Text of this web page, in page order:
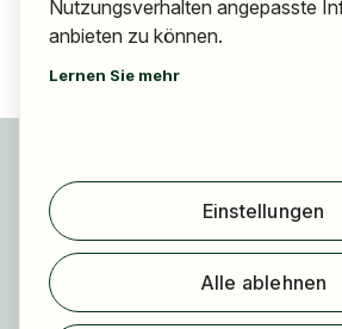
Jobs finden
Arbeitgeber finden
Registrierung
Für Arbeitgeber
Nutzungsverhalten angepasste
anbieten zu können.
Lernen Sie mehr
Einstellungen
Alle ablehnen